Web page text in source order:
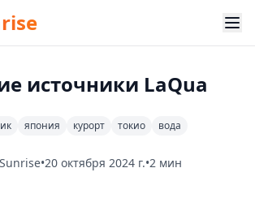
источники LaQua
япония курорт токио вода
•20 октября 2024 г.•2 мин